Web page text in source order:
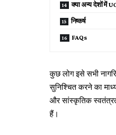
क्या अन्य देशों में
निष्कर्ष
FAQs
कुछ लोग इसे सभी
सुनिश्चित करने का
और सांस्कृतिक
हैं।